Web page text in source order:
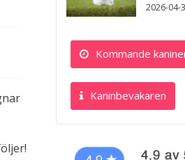
2026-04-
Kommande
Kaninbevakaren